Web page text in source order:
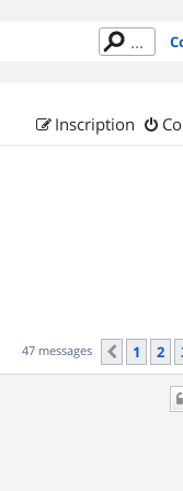
Inscription
47 messages 1 2